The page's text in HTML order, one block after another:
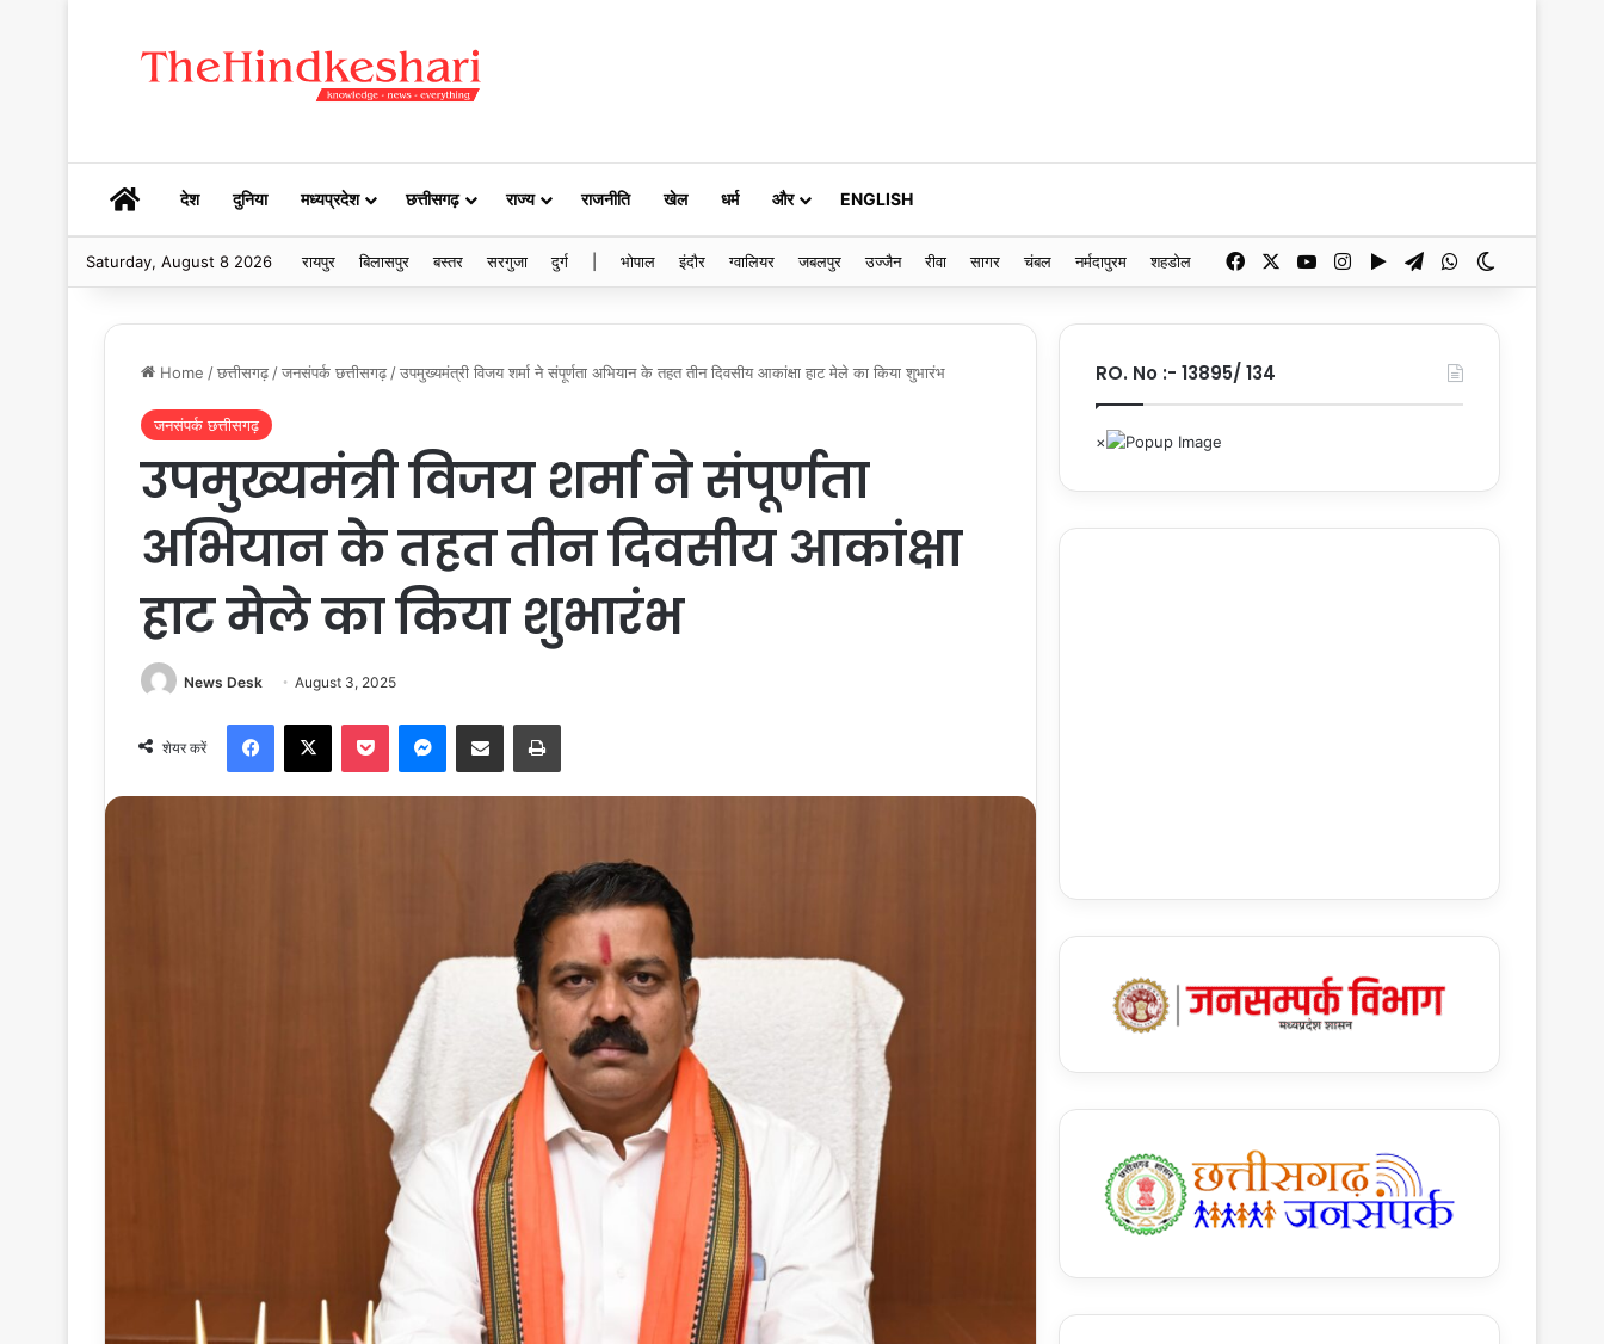
HOMEदेश दुनिया मध्यप्रदेश छत्तीसगढ़ राज्य राजनीति खेल धर्म और ENGLISH
Saturday, August 8 2026 रायपुर बिलासपुर बस्तर सरगुजा दुर्ग भोपाल इंदौर ग्वालियर जबलपुर उज्जैन रीवा सागर चंबल नर्मदापुरम शहडोल Facebook YouTubeInstagram
Google Play
TelegramWhatsApp
Home /छत्तीसगढ़ /जनसंपर्क छत्तीसगढ़ /उपमुख्यमंत्री विजय शर्मा ने संपूर्णता अभियान के तहत तीन दिवसीय आकांक्षा हाट मेले का किया शुभारंभ
जनसंपर्क छत्तीसगढ़
उपमुख्यमंत्री विजय शर्मा ने संपूर्णता
अभियान के तहत तीन दिवसीय आकांक्षा
हाट मेले का किया शुभारंभ
News Desk August 3, 2025
शेयर करें
RO. No :- 13895/ 134